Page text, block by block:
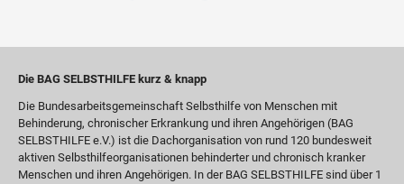
Die BAG SELBSTHILFE kurz & knapp
Die Bundesarbeitsgemeinschaft Selbsthilfe von Menschen mit
Behinderung, chronischer Erkrankung und ihren Angehörigen (BAG
SELBSTHILFE e.V.) ist die Dachorganisation von rund 120 bundesweit
aktiven Selbsthilfeorganisationen behinderter und chronisch kranker
Menschen und ihren Angehörigen. In der BAG SELBSTHILFE sind über 1